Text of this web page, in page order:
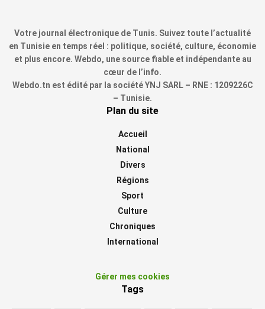
Votre journal électronique de Tunis. Suivez toute l’actualité
en Tunisie en temps réel : politique, société, culture, économie
et plus encore. Webdo, une source fiable et indépendante au
cœur de l’info.
Webdo.tn est édité par la société YNJ SARL – RNE : 1209226C
– Tunisie.
Plan du site
Accueil
National
Divers
Régions
Sport
Culture
Chroniques
International
Gérer mes cookies
Tags